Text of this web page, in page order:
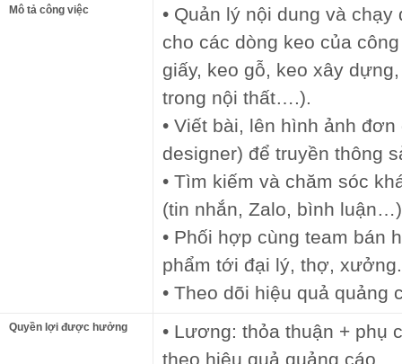
Mô tả công việc
• Quản lý nội dung và
cho các dòng keo của
giấy, keo gỗ, keo xây
trong nội thất….).
• Viết bài, lên hình ảnh
designer) để truyền thông
• Tìm kiếm và chăm sóc
(tin nhắn, Zalo, bình
• Phối hợp cùng team bán
phẩm tới đại lý, thợ, xưởng.
• Theo dõi hiệu quả quảng
Quyền lợi được hưởng
• Lương: thỏa thuận + phụ
theo hiệu quả quảng cáo.